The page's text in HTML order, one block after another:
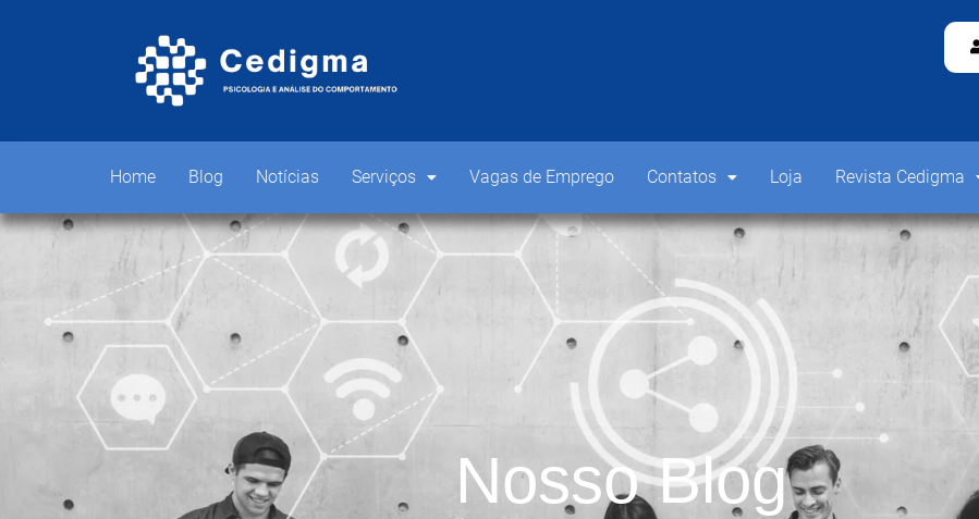
Home Blog Notícias Serviços Vagas de Emprego Contatos Loja Revista Cedigma
Nosso Blog